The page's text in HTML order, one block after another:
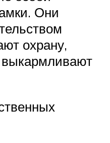
Они
охрану,